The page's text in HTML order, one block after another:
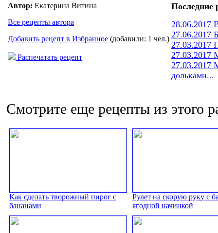
Автор: Екатерина Витина
Все рецепты автора
Добавить рецепт в Избранное (добавили: 1 чел.)
Распечатать рецепт
Последние
28.06.2017
27.06.2017
27.03.2017
27.03.2017
27.03.2017
дольками...
Смотрите еще рецепты из этого
Как сделать творожный пирог с
бананами
Рулет на скорую руку с
ягодной начинкой